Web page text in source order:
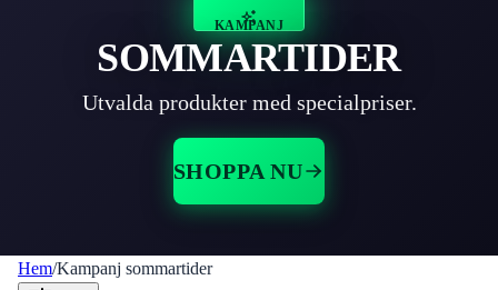
KAMPANJ
SOMMARTIDER
Utvalda produkter med specialpriser.
SHOPPA NU
Hem/Kampanj sommartider